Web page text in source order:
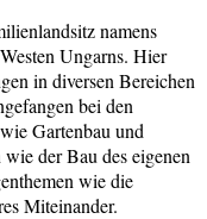
namens
Ungarns. Hier
in diversen Bereichen
bei den
Gartenbau und
der Bau des eigenen
wie die
Miteinander.